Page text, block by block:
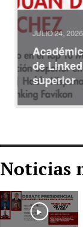
JULIO 24, 2026
de
superior
Noticias
Play